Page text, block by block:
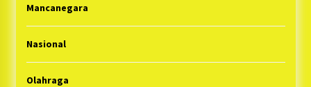
Mancanegara
Nasional
Olahraga